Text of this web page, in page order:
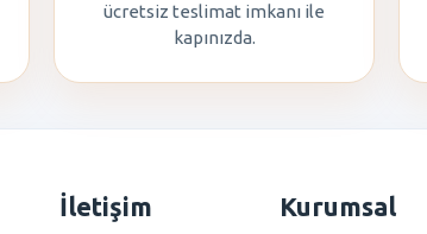
ücretsiz teslimat imkanı ile
kapınızda.
İletişim Kurumsal